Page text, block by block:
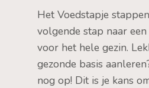
Het Voedstapje
volgende stap naar
voor het hele gezin.
gezonde basis
nog op! Dit is je kans